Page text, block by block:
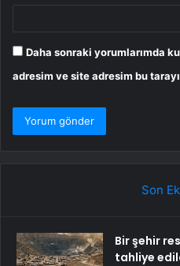
Daha sonraki yorumlarımda
adresim ve site adresim bu
Son
Bir şehir
tahliye